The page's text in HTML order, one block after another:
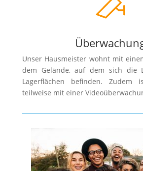
Unser Hausmeister wohnt mit
dem Gelände, auf dem sich die
Lagerflächen befinden. Zudem
teilweise mit einer